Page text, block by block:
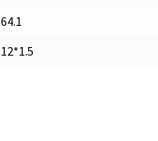
64.1
12*1.5